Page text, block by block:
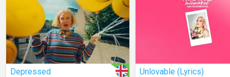
Depressed Unlovable (Lyrics)